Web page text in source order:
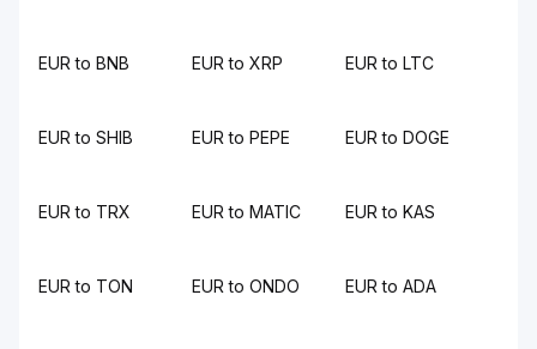
EUR to BNB EUR to XRP EUR to LTC
EUR to SHIB EUR to PEPE EUR to DOGE
EUR to TRX EUR to MATIC EUR to KAS
EUR to TON EUR to ONDO EUR to ADA